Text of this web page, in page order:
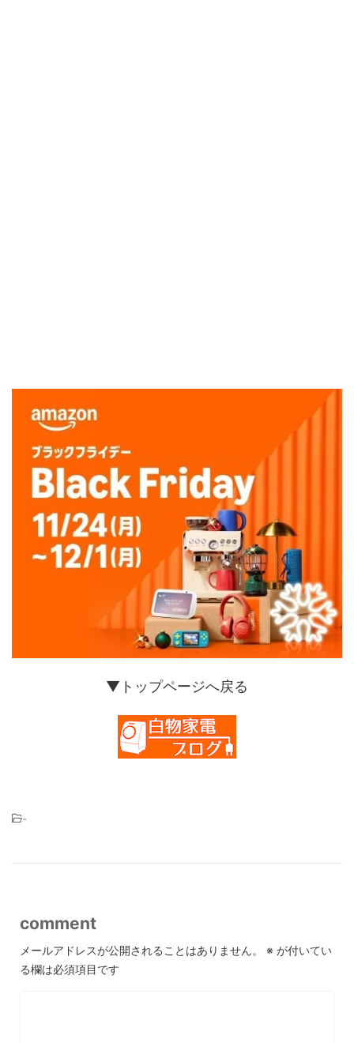
▼トップページへ戻る
-
comment
メールアドレスが公開されることはありません。 ※ が付いてい
る欄は必須項目です